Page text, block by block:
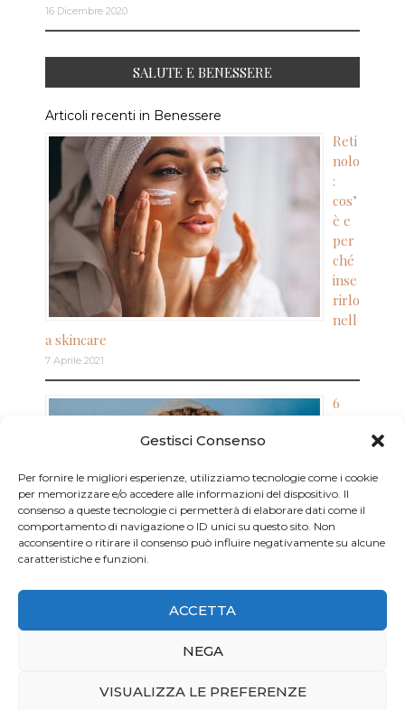
Gestisci Consenso
Per fornire le migliori esperienze, utilizziamo tecnologie come i cookie
per memorizzare e/o accedere alle informazioni del dispositivo. Il
consenso a queste tecnologie ci permetterà di elaborare dati come il
comportamento di navigazione o ID unici su questo sito. Non
acconsentire o ritirare il consenso può influire negativamente su alcune
caratteristiche e funzioni.
ACCETTA
NEGA
VISUALIZZA LE PREFERENZE
16 Dicembre 2020
SALUTE E BENESSERE
Articoli recenti in Benessere
Reti
nolo
:
cos’
è e
per
ché
inse
rirlo
nell
a skincare
7 Aprile 2021
6
ritr
ovar
e il
buo